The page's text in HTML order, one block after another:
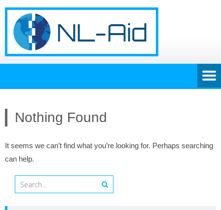
Nothing Found
It seems we can’t find what you’re looking for. Perhaps searching
can help.